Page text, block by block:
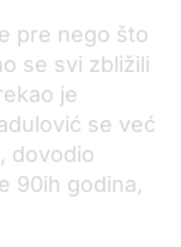
pre nego što
se svi zbližili
je
se već
dovodio
90ih godina,